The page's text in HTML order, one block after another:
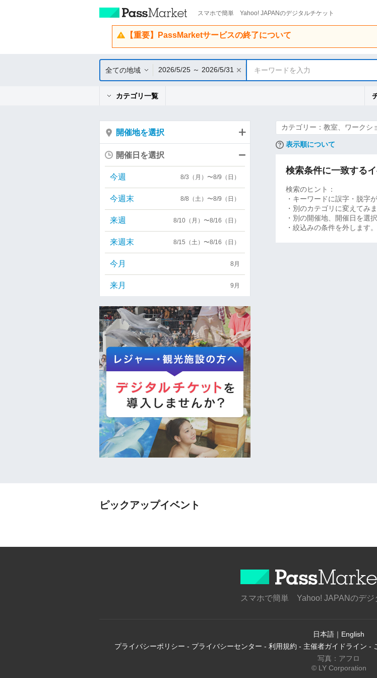
スマホで簡単 Yahoo! JAPANのデジタルチケット
【重要】PassMarketサービスの終了について
全ての地域 2026/5/25 ～ 2026/5/31 キーワードを入力
カテゴリ一覧
カテゴリー：教室、ワークシ
表示順について
検索条件に一致する
検索のヒント：
・キーワードに誤字・脱字
・別のカテゴリに変えてみま
・別の開催地、開催日を選択
・絞込みの条件を外します。
開催地を選択
開催日を選択
今週 8/3（月）〜8/9（日）
今週末 8/8（土）〜8/9（日）
来週 8/10（月）〜8/16（日）
来週末 8/15（土）〜8/16（日）
今月 8月
来月 9月
ピックアップイベント
スマホで簡単 Yahoo! JAPANのデジ
日本語 ｜ English
プライバシーポリシー - プライバシーセンター - 利用規約 - 主催者ガイドライン -
写真：アフロ
© LY Corporation